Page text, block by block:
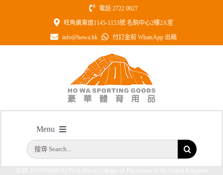
電話 2722 0027
旺角廣東道1145-1153號 名駒中心2樓2A室
info@howa.hk 付訂金前 WhatsApp 出稿
Menu
首頁
搜
索
Colleges of Physicians of the United
Kingdom 醫務所掛牆木證書
主頁 /